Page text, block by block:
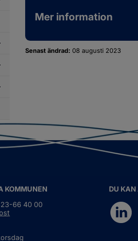
Mer information
Senast ändrad: 08 augusti 2023
KOMMUNEN
66 40 00
DU KAN